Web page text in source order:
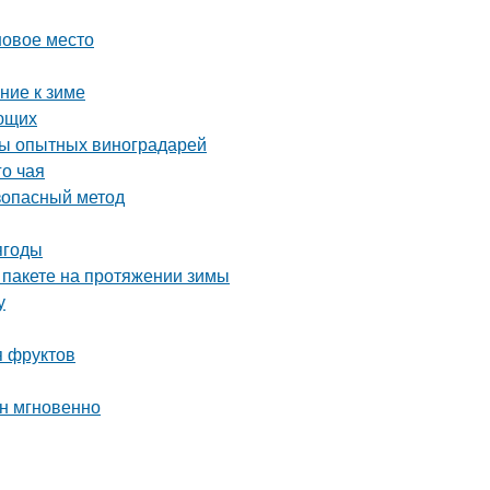
место
к зиме
опытных виноградарей
чая
метод
на протяжении зимы
фруктов
мгновенно